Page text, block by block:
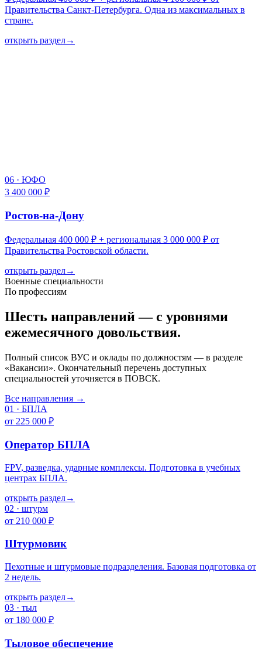
Правительства Санкт-Петербурга. Одна из максимальных в
стране.
открыть раздел→
06 · ЮФО
3 400 000 ₽
Ростов-на-Дону
Федеральная 400 000 ₽ + региональная 3 000 000 ₽ от
Правительства Ростовской области.
открыть раздел→
Военные специальности
По профессиям
Шесть направлений — с уровнями
ежемесячного довольствия.
Полный список ВУС и оклады по должностям — в разделе
«Вакансии». Окончательный перечень доступных
специальностей уточняется в ПОВСК.
Все направления →
01 · БПЛА
от 225 000 ₽
Оператор БПЛА
FPV, разведка, ударные комплексы. Подготовка в учебных
центрах БПЛА.
открыть раздел→
02 · штурм
от 210 000 ₽
Штурмовик
Пехотные и штурмовые подразделения. Базовая подготовка от
2 недель.
открыть раздел→
03 · тыл
от 180 000 ₽
Тыловое обеспечение